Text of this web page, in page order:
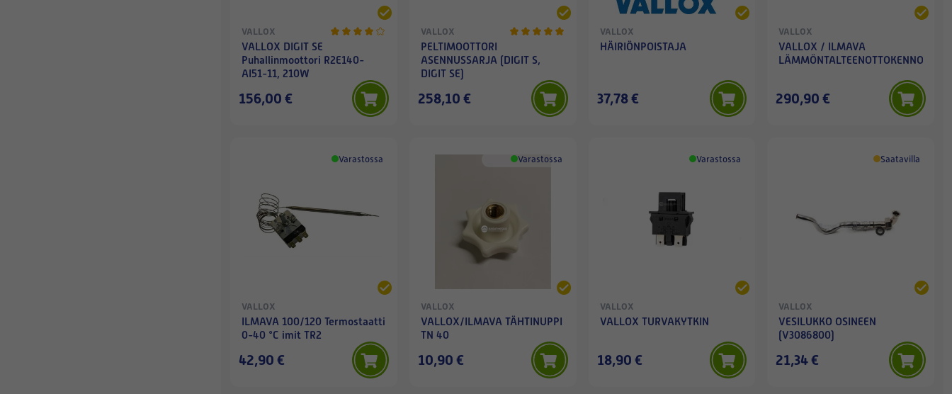
VALLOX
VALLOX DIGIT SE
Puhallinmoottori R2E140-
AI51-11, 210W
156,00 €
VALLOX
PELTIMOOTTORI
ASENNUSSARJA (DIGIT S,
DIGIT SE)
258,10 €
VALLOX
HÄIRIÖNPOISTAJA
37,78 €
VALLOX
VALLOX / ILMAVA
LÄMMÖNTALTEENOTTOKENNO
290,90 €
Varastossa
VALLOX
ILMAVA 100/120 Termostaatti
0-40 °C imit TR2
42,90 €
Varastossa
VALLOX
VALLOX/ILMAVA TÄHTINUPPI
TN 40
10,90 €
Varastossa
VALLOX
VALLOX TURVAKYTKIN
18,90 €
Saatavilla
VALLOX
VESILUKKO OSINEEN
(V3086800)
21,34 €